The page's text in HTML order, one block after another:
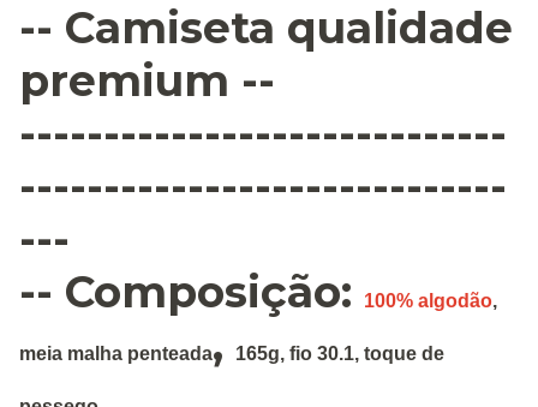
-- Camiseta qualidade
premium --
-----------------------------
-----------------------------
---
-- Composição:
100% algodão,
meia malha penteada, 165g, fio 30.1, toque de